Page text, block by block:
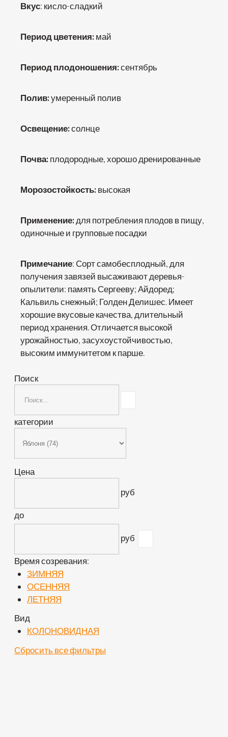
Вкус: кисло-сладкий
Период цветения:май
Период плодоношения:сентябрь
Полив:умеренный полив
Освещение:солнце
Почва:плодородные, хорошо дренированные
Морозостойкость:высокая
Применение:для потребления плодов в пищу,
одиночные и групповые посадки
Примечание: Сорт самобесплодный, для
получения завязей высаживают деревья-
опылители: память Сергееву; Айдоред;
Кальвиль снежный; Голден Делишес. Имеет
хорошие вкусовые качества, длительный
период хранения. Отличается высокой
урожайностью, засухоустойчивостью,
высоким иммунитетом к парше.
Поиск
категории
Цена
руб
до
руб
Время созревания:
ЗИМНЯЯ
ОСЕННЯЯ
ЛЕТНЯЯ
Вид
КОЛОНОВИДНАЯ
Сбросить все фильтры